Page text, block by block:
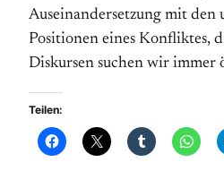
Auseinandersetzung mit den
Positionen eines Konfliktes,
Diskursen suchen wir immer
Teilen: